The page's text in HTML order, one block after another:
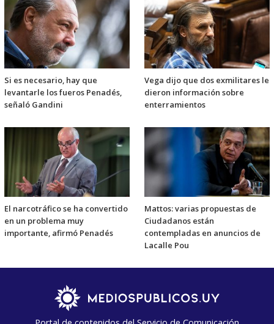
Si es necesario, hay que
levantarle los fueros Penadés,
señaló Gandini
Vega dijo que dos exmilitares le
dieron información sobre
enterramientos
El narcotráfico se ha convertido
en un problema muy
importante, afirmó Penadés
Mattos: varias propuestas de
Ciudadanos están
contempladas en anuncios de
Lacalle Pou